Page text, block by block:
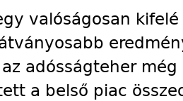
valóságosan
adósságteher
a belső piac